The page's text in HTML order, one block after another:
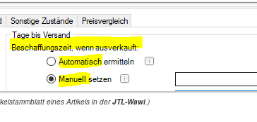
eines Artikels in derJTL-Wawi.)